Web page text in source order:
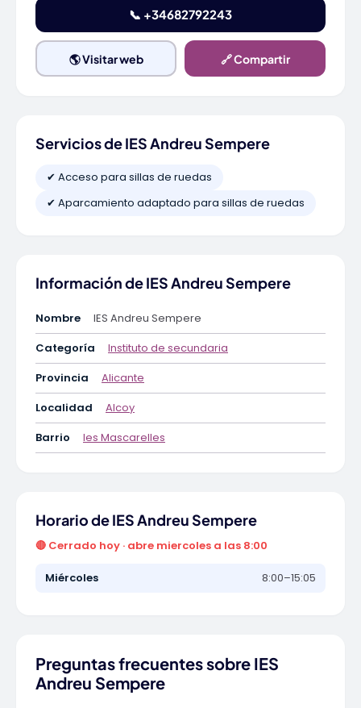
📞 +34682792243
🌎 Visitar web 🔗 Compartir
Servicios de IES Andreu Sempere
✔ Acceso para sillas de ruedas
✔ Aparcamiento adaptado para sillas de ruedas
Información de IES Andreu Sempere
Nombre
IES Andreu Sempere
Categoría
Instituto de secundaria
Provincia
Alicante
Localidad
Alcoy
Barrio
les Mascarelles
Horario de IES Andreu Sempere
🔴 Cerrado hoy · abre miercoles a las 8:00
Miércoles 8:00–15:05
Preguntas frecuentes sobre IES
Andreu Sempere